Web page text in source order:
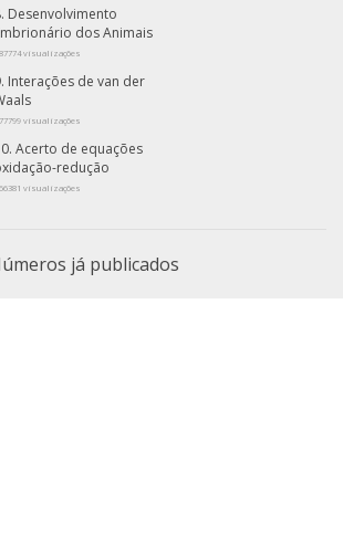
Desenvolvimento
dos Animais
87774 visualizações
Interações de van der
77799 visualizações
Acerto de equações
redução
66381 visualizações
já publicados